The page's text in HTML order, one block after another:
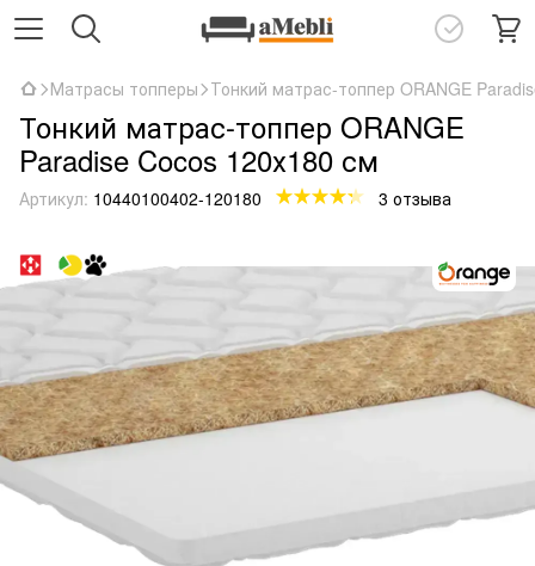
Матрасы топперы Тонкий матрас-топпер ORANGE
Тонкий матрас-топпер ORANGE
Paradise Cocos 120х180 см
Артикул: 10440100402-120180 3 отзыва